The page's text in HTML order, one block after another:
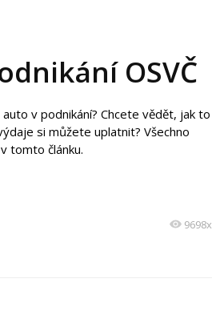
OSVČ
v podnikání? Chcete vědět, jak to
si můžete uplatnit? Všechno
tomto článku.
9698x